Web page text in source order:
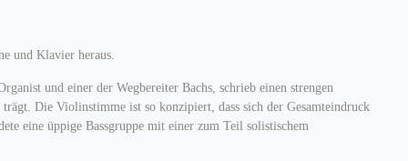
und Klavier heraus.
und einer der Wegbereiter Bachs, schrieb einen strengen
Die Violinstimme ist so konzipiert, dass sich der Gesamteindruck
eine üppige Bassgruppe mit einer zum Teil solistischem